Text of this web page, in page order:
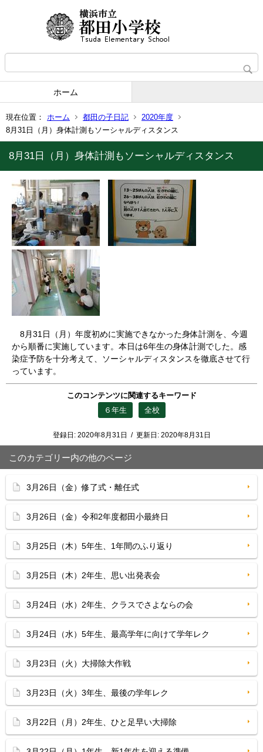
ホーム
現在位置： ホーム 都田の子日記
2020年度
8月31日（月）身体計測もソーシャルディスタンス
8月31日（月）身体計測もソーシャルディスタンス
8月31日（月）年度初めに実施できなかった身体計測を、今週
から順番に実施しています。本日は6年生の身体計測でした。感
染症予防を十分考えて、ソーシャルディスタンスを徹底させて行
っています。
このコンテンツに関連するキーワード
６年生
全校
登録日: 2020年8月31日 / 更新日: 2020年8月31日
このカテゴリー内の他のページ
3月26日（金）修了式・離任式
3月26日（金）令和2年度都田小最終日
3月25日（木）5年生、1年間のふり返り
3月25日（木）2年生、思い出発表会
3月24日（水）2年生、クラスでさよならの会
3月24日（水）5年生、最高学年に向けて学年レク
3月23日（火）大掃除大作戦
3月23日（火）3年生、最後の学年レク
3月22日（月）2年生、ひと足早い大掃除